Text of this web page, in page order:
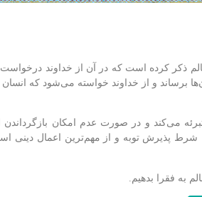
ذکر کرده است که در آن از خداوند
برساند و از خداوند خواسته می‌شود که انسان
می‌کند و در صورت عدم امکان بازگرداندن
شرط پذیرش توبه و از مهم‌ترین اعمال دینی
به فقرا بدهیم.